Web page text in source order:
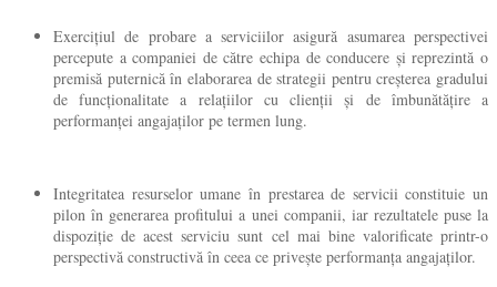
Exercițiul de probare a serviciilor asigură asumarea perspectivei
percepute a companiei de către echipa de conducere și reprezintă o
premisă puternică în elaborarea de strategii pentru creșterea gradului
de funcționalitate a relațiilor cu clienții și de îmbunătățire a
performanței angajaților pe termen lung.
Integritatea resurselor umane în prestarea de servicii constituie un
pilon în generarea profitului a unei companii, iar rezultatele puse la
dispoziție de acest serviciu sunt cel mai bine valorificate printr-o
perspectivă constructivă în ceea ce privește performanța angajaților.